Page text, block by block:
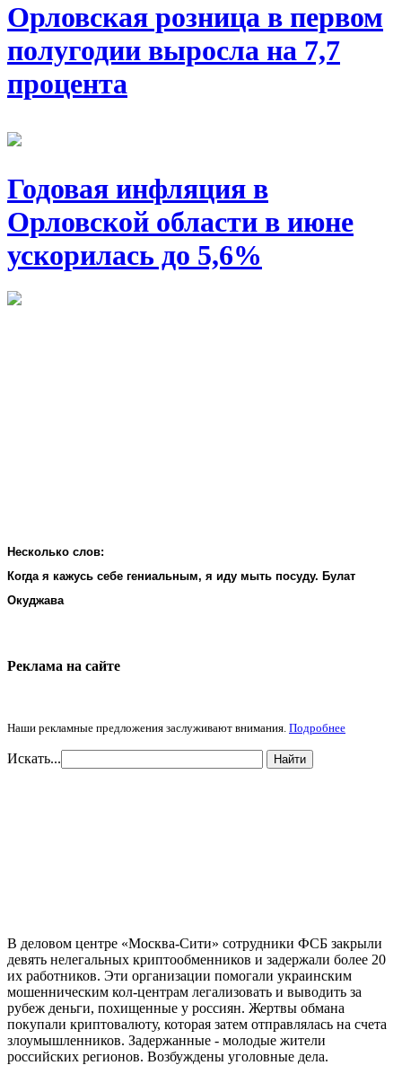
Орловская розница в первом
полугодии выросла на 7,7
процента
Годовая инфляция в
Орловской области в июне
ускорилась до 5,6%
Несколько слов:
Когда я кажусь себе гениальным, я иду мыть посуду. Булат
Окуджава
Реклама на cайте
Наши рекламные предложения заслуживают внимания. Подробнее
Искать... Найти
В деловом центре «Москва-Сити» сотрудники ФСБ закрыли
девять нелегальных криптообменников и задержали более 20
их работников. Эти организации помогали украинским
мошенническим кол-центрам легализовать и выводить за
рубеж деньги, похищенные у россиян. Жертвы обмана
покупали криптовалюту, которая затем отправлялась на счета
злоумышленников. Задержанные - молодые жители
российских регионов. Возбуждены уголовные дела.